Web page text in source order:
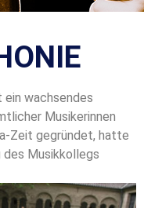
ein wachsendes
Musikerinnen
Zeit gegründet, hatte
Musikkollegs